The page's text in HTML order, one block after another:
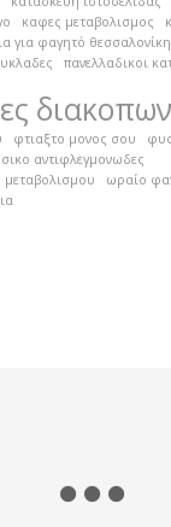
καφες μεταβολισμος
για φαγητό θεσσαλονίκη
πανελλαδικοι
διακοπων
φτιαξτο μονος σου
αντιφλεγμονωδες
ωραίο